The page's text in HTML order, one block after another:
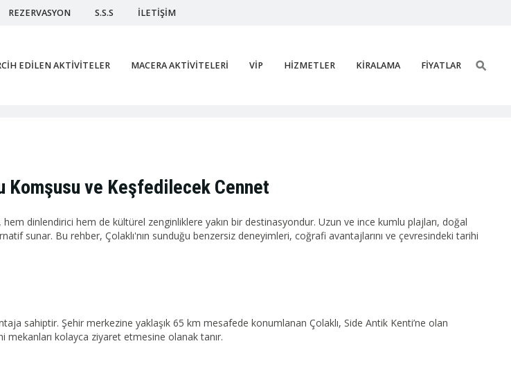
REZERVASYON S.S.S İLETİŞİM
EDİLEN AKTİVİTELER MACERA AKTİVİTELERİ VİP HİZMETLER KİRALAMA FİYATLAR
Komşusu ve Keşfedilecek Cennet
dinlendirici hem de kültürel zenginliklere yakın bir destinasyondur. Uzun ve ince kumlu plajları, doğal
sunar. Bu rehber, Çolaklı'nın sunduğu benzersiz deneyimleri, coğrafi avantajlarını ve çevresindeki tarihi
sahiptir. Şehir merkezine yaklaşık 65 km mesafede konumlanan Çolaklı, Side Antik Kenti’ne olan
mekanları kolayca ziyaret etmesine olanak tanır.